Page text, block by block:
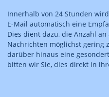
Innerhalb von 24 Stunden
E-Mail automatisch eine
Dies dient dazu, die Anzahl
Nachrichten möglichst gering
darüber hinaus eine
bitten wir Sie, dies direkt in